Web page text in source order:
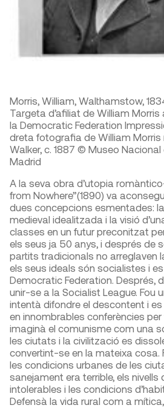
Morris, William, Walthamstow,
Targeta d’afiliat de William
la Democratic Federation
dreta fotografia de William Morris
Walker, c. 1887 © Museo
Madrid
A la seva obra d’utopia
from Nowhere”(1890) va
dues concepcions esmentades:
medieval idealitzada i la visió
classes en un futur preconitzat
els seus ja 50 anys, i després de
partits tradicionals no arreglaven
els seus ideals són socialistes i es
Democratic Federation. Després,
unir-se a la Socialist League. Fou
intentà difondre el descontent i
en innombrables conferències
imaginà el comunisme com una
les ciutats i la civilització es
convertint-se en la mateixa cosa.
les condicions urbanes de les
sanejament era terrible, els
intolerables i les condicions
Defensà la vida rural com a